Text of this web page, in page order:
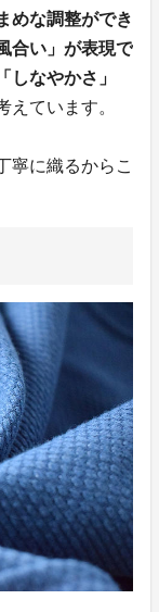
めな調整ができ
合い」が表現で
「しなやかさ」
えています。
寧に織るからこ